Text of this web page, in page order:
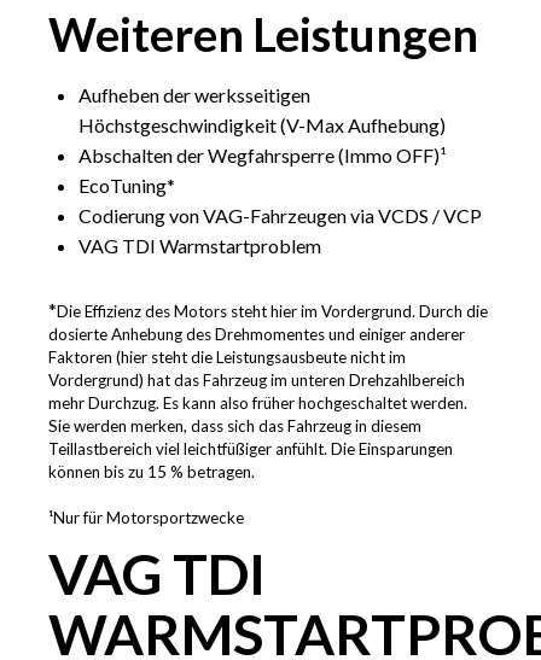
Weiteren Leistungen
Aufheben der werksseitigen
Höchstgeschwindigkeit (V-Max Aufhebung)
Abschalten der Wegfahrsperre (Immo OFF)¹
EcoTuning*
Codierung von VAG-Fahrzeugen via VCDS / VCP
VAG TDI Warmstartproblem
*Die Effizienz des Motors steht hier im Vordergrund. Durch die
dosierte Anhebung des Drehmomentes und einiger anderer
Faktoren (hier steht die Leistungsausbeute nicht im
Vordergrund) hat das Fahrzeug im unteren Drehzahlbereich
mehr Durchzug. Es kann also früher hochgeschaltet werden.
Sie werden merken, dass sich das Fahrzeug in diesem
Teillastbereich viel leichtfüßiger anfühlt. Die Einsparungen
können bis zu 15 % betragen.
¹Nur für Motorsportzwecke
VAG TDI